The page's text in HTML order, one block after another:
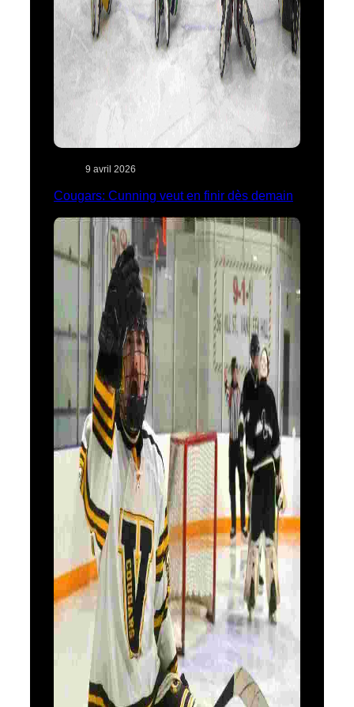
9 avril 2026
Cougars: Cunning veut en finir dès demain